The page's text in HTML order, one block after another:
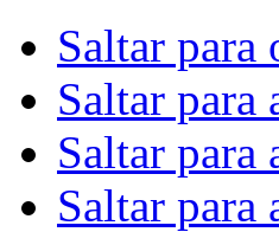
Saltar para
Saltar para
Saltar para
Saltar para